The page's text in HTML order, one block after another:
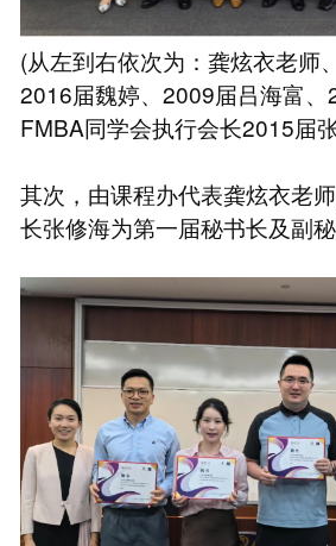
(从左到右依次为：龚炫衣老师
2016届魏婷、2009届吕海富、
FMBA同学会执行会长2015届
其次，由课程办代表龚炫衣老
长张修海为第一届秘书长及副